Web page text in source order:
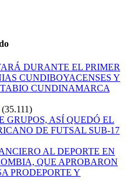
DURANTE EL PRIMER
CUNDIBOYACENSES Y
CUNDINAMARCA
(35.111)
ASÍ QUEDÓ EL
DE FUTSAL SUB-17
AL DEPORTE EN
QUE APROBARON
PRODEPORTE Y